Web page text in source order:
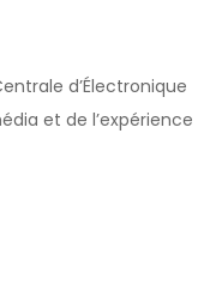
d’Électronique
et de l’expérience